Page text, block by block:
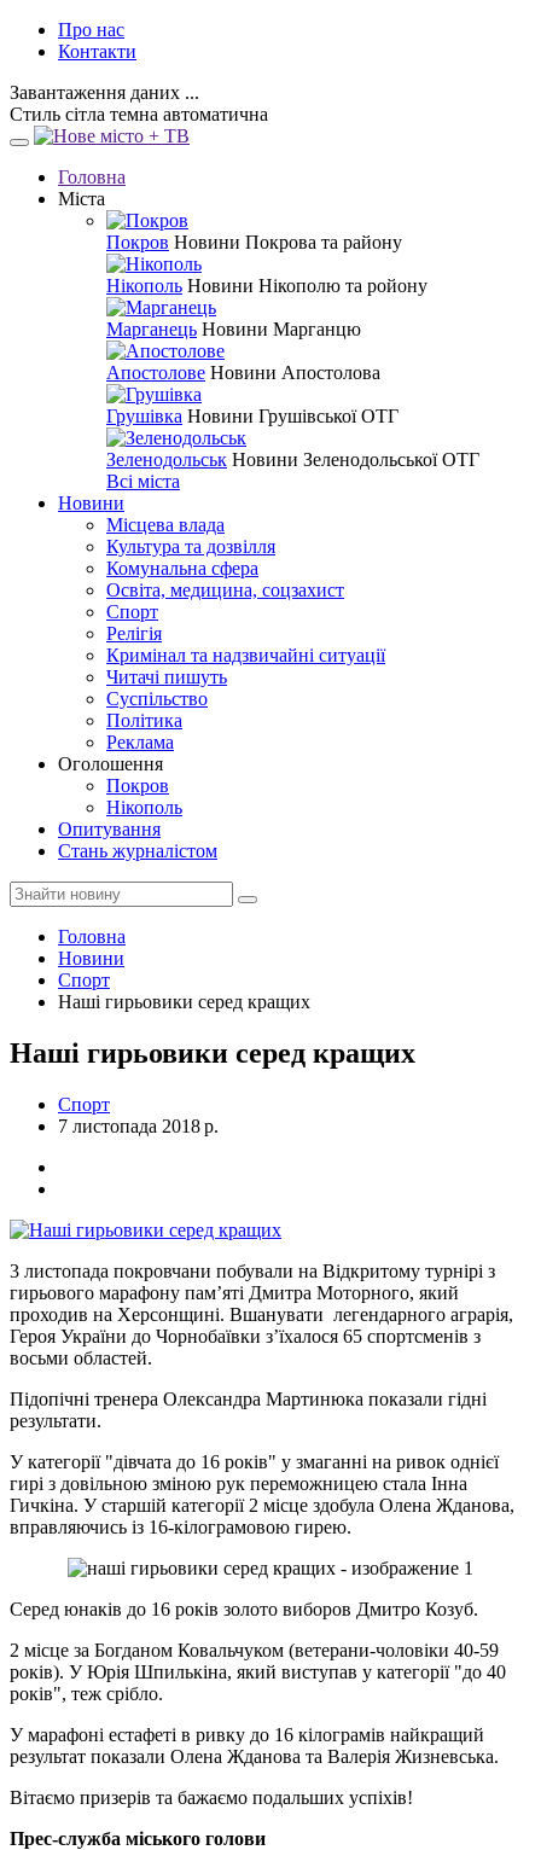
Про нас
Контакти
Завантаження даних ...
Стиль сітла темна автоматична
Головна
Міста
Покров Новини Покрова та району
Нікополь Новини Нікополю та ройону
Марганець Новини Марганцю
Апостолове Новини Апостолова
Грушівка Новини Грушівської ОТГ
Зеленодольськ Новини Зеленодольської ОТГ
Всі міста
Новини
Місцева влада
Культура та дозвілля
Комунальна сфера
Освіта, медицина, соцзахист
Спорт
Релігія
Кримінал та надзвичайні ситуації
Читачі пишуть
Суспільство
Політика
Реклама
Оголошення
Покров
Нікополь
Опитування
Стань журналістом
Головна
Новини
Спорт
Наші гирьовики серед кращих
Наші гирьовики серед кращих
Спорт
7 листопада 2018 р.
3 листопада покровчани побували на Відкритому турнірі з
гирьового марафону пам’яті Дмитра Моторного, який
проходив на Херсонщині. Вшанувати легендарного аграрія,
Героя України до Чорнобаївки з’їхалося 65 спортсменів з
восьми областей.
Підопічні тренера Олександра Мартинюка показали гідні
результати.
У категорії "дівчата до 16 років" у змаганні на ривок однієї
гирі з довільною зміною рук переможницею стала Інна
Гичкіна. У старшій категорії 2 місце здобула Олена Жданова,
вправляючись із 16-кілограмовою гирею.
Серед юнаків до 16 років золото виборов Дмитро Козуб.
2 місце за Богданом Ковальчуком (ветерани-чоловіки 40-59
років). У Юрія Шпилькіна, який виступав у категорії "до 40
років", теж срібло.
У марафоні естафеті в ривку до 16 кілограмів найкращий
результат показали Олена Жданова та Валерія Жизневська.
Вітаємо призерів та бажаємо подальших успіхів!
Прес-служба міського голови